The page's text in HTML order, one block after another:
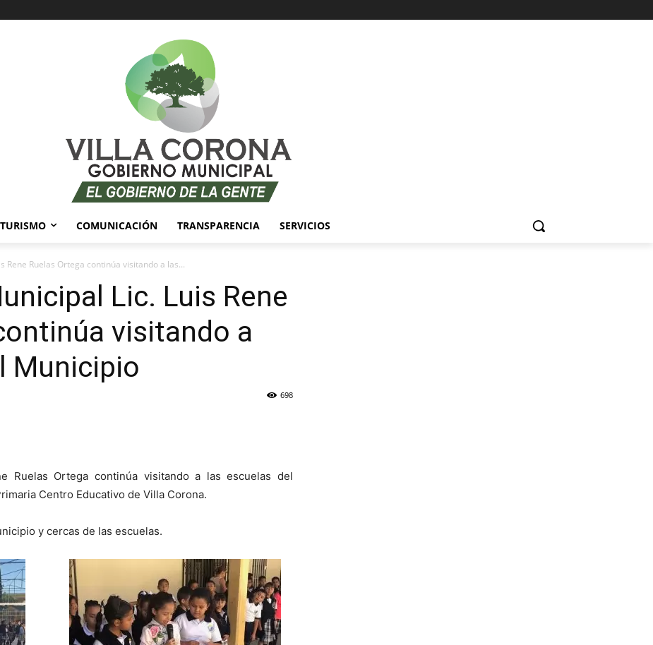
TURISMO COMUNICACIÓN TRANSPARENCIA SERVICIOS
Rene Ruelas Ortega continúa visitando a las...
Lic. Luis Rene
visitando a
Municipio
698
Ruelas Ortega continúa visitando a las escuelas del
Centro Educativo de Villa Corona.
y cercas de las escuelas.